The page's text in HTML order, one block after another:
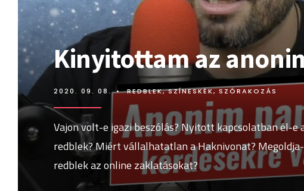
Kinyitottam az
2020. 09. 08. • REDBLEK,SZÍNESKÉK,SZÓRAKOZÁS
Vajon volt-e igazi beszólás? Nyitott kapcsolatban él-e
redblek? Miért vállalhatatlan a Haknivonat?
redblek az online zaklatásokat?